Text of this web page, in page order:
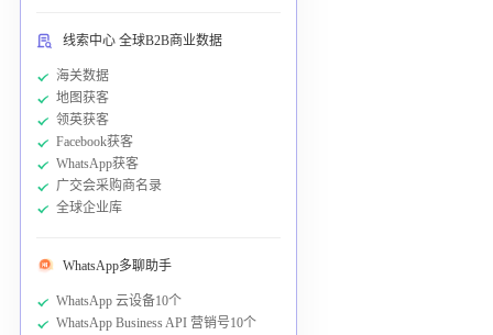
线索中心 全球B2B商业数据
海关数据
地图获客
领英获客
Facebook获客
WhatsApp获客
广交会采购商名录
全球企业库
WhatsApp多聊助手
WhatsApp 云设备10个
WhatsApp Business API 营销号10个